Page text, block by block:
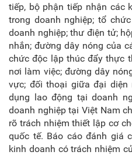
tiếp, bộ phận tiếp nhận các
trong doanh nghiệp; tổ
doanh nghiệp; thư điện tử;
nhắn; đường dây nóng của
chức độc lập thúc đẩy thực
nơi làm việc; đường dây
vực; đối thoại giữa đại
dụng lao động tại doanh
doanh nghiệp tại Việt Nam
rõ trách nhiệm thiết lập cơ
quốc tế. Báo cáo đánh giá
kinh doanh có trách nhiệm